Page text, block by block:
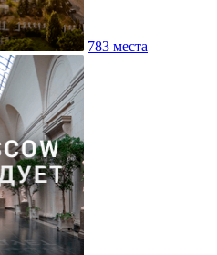
783 места